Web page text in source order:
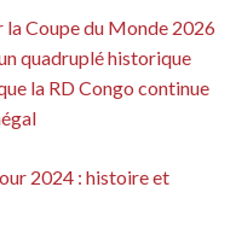
Coupe du Monde 2026
quadruplé historique
la RD Congo continue
2024 : histoire et